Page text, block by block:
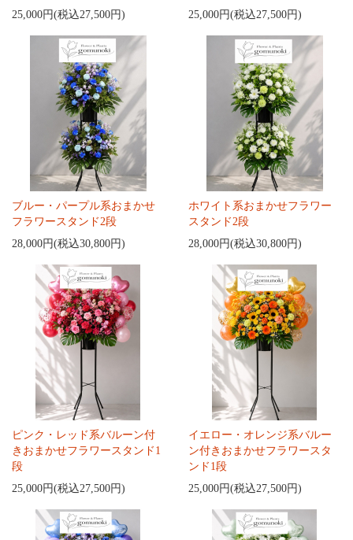
25,000円(税込27,500円)
25,000円(税込27,500円)
ブルー・パープル系おまかせ
フラワースタンド2段
28,000円(税込30,800円)
ホワイト系おまかせフラワー
スタンド2段
28,000円(税込30,800円)
ピンク・レッド系バルーン付
きおまかせフラワースタンド1
段
25,000円(税込27,500円)
イエロー・オレンジ系バルー
ン付きおまかせフラワースタ
ンド1段
25,000円(税込27,500円)